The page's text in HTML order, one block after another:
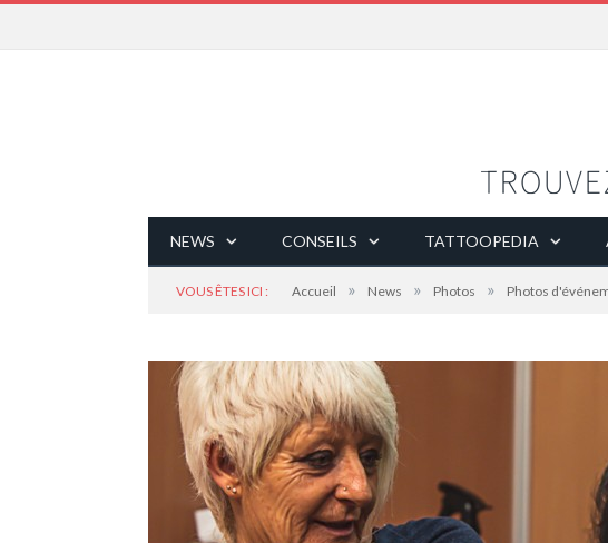
NEWS CONSEILS TATTOOPEDIA
VOUS ÊTES ICI : Accueil » News » Photos » Photos